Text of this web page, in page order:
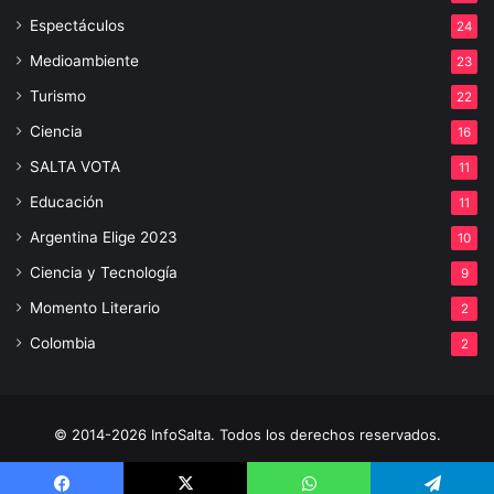
Espectáculos 24
Medioambiente 23
Turismo 22
Ciencia 16
SALTA VOTA 11
Educación 11
Argentina Elige 2023 10
Ciencia y Tecnología 9
Momento Literario 2
Colombia 2
© 2014-2026 InfoSalta. Todos los derechos reservados.